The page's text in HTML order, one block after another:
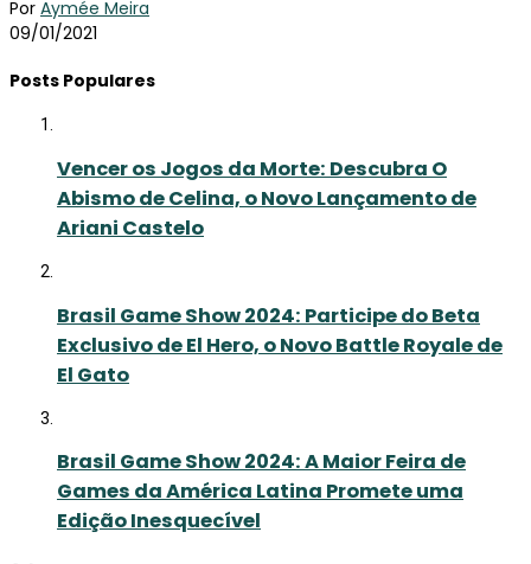
Por Aymée Meira
09/01/2021
Posts Populares
Vencer os Jogos da Morte: Descubra O
Abismo de Celina, o Novo Lançamento de
Ariani Castelo
Brasil Game Show 2024: Participe do Beta
Exclusivo de El Hero, o Novo Battle Royale de
El Gato
Brasil Game Show 2024: A Maior Feira de
Games da América Latina Promete uma
Edição Inesquecível